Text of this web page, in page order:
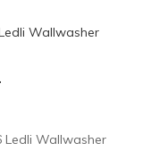
Wallwasher